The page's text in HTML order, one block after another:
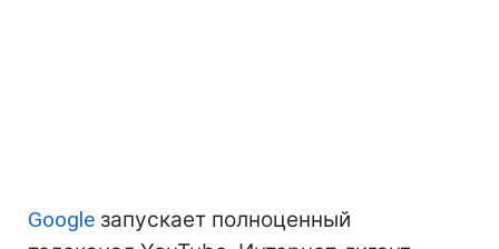
Google запускает полноценный